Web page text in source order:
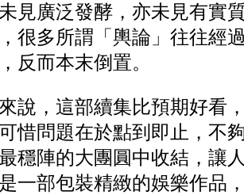
見廣泛發酵，亦未見有實
很多所謂「輿論」往往經
反而本末倒置。
說，這部續集比預期好看
惜問題在於點到即止，不
穩陣的大團圓中收結，讓
一部包裝精緻的娛樂作品